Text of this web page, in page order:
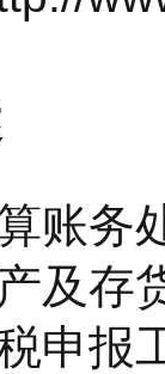
账务
及存
申报